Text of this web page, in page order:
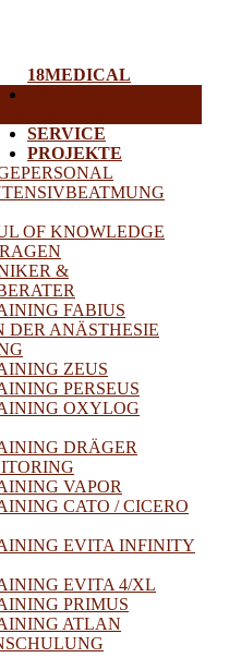
18MEDICAL
OF KNOWLEDGE
&
FABIUS
DER ANÄSTHESIE
ZEUS
PERSEUS
OXYLOG
DRÄGER
VAPOR
CATO / CICERO
EVITA INFINITY
EVITA 4/XL
PRIMUS
ATLAN
SERVICE
PROJEKTE